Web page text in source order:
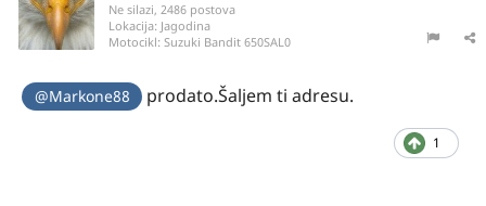
Ne silazi, 2486 postova
Lokacija: Jagodina
Motocikl: Suzuki Bandit 650SAL0
@Markone88 prodato.Šaljem ti adresu.
1